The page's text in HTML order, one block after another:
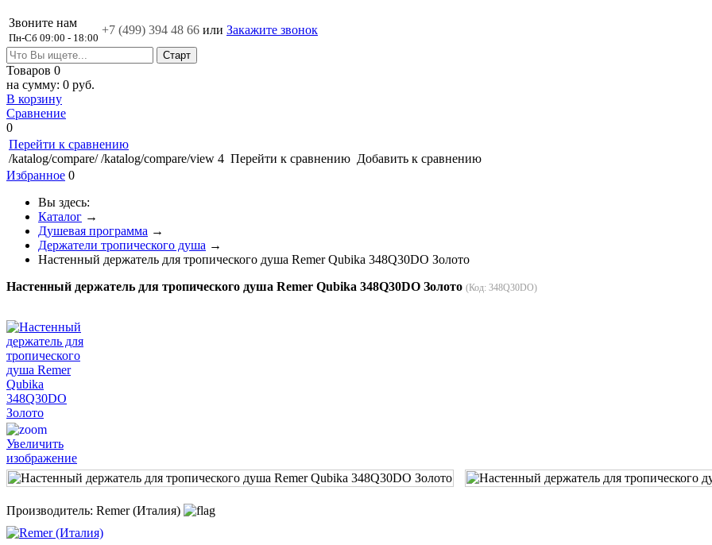
Звоните нам
Пн-Сб 09:00 - 18:00
+7 (499) 394 48 66 или Закажите звонок
Товаров 0
на сумму: 0 руб.
В корзину
Сравнение
0
Перейти к сравнению
/katalog/compare/ /katalog/compare/view 4 Перейти к сравнению Добавить к сравнению
Избранное 0
Вы здесь:
Каталог →
Душевая программа →
Держатели тропического душа →
Настенный держатель для тропического душа Remer Qubika 348Q30DO Золото
Настенный держатель для тропического душа Remer Qubika 348Q30DO Золото (Код: 348Q30DO)
Увеличить
изображение
Производитель: Remer (Италия)